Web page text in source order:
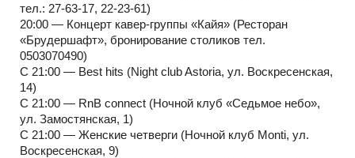
тел.: 27-63-17, 22-23-61)
20:00 — Концерт кавер-группы «Кайя» (Ресторан
«Брудершафт», бронирование столиков тел.
0503070490)
С 21:00 — Best hits (Night club Astoria, ул. Воскресенская,
14)
С 21:00 — RnB connect (Ночной клуб «Седьмое небо»,
ул. Замостянская, 1)
С 21:00 — Женские четверги (Ночной клуб Monti, ул.
Воскресенская, 9)